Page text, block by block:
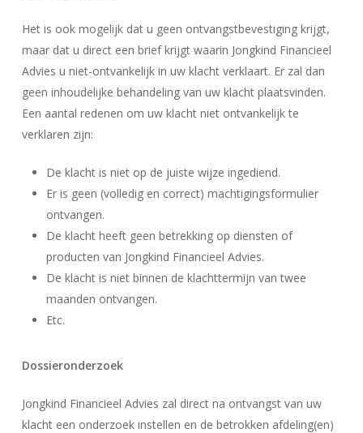
Het is ook mogelijk dat u geen ontvangstbevestiging krijgt,
maar dat u direct een brief krijgt waarin Jongkind Financieel
Advies u niet-ontvankelijk in uw klacht verklaart. Er zal dan
geen inhoudelijke behandeling van uw klacht plaatsvinden.
Een aantal redenen om uw klacht niet ontvankelijk te
verklaren zijn:
De klacht is niet op de juiste wijze ingediend.
Er is geen (volledig en correct) machtigingsformulier
ontvangen.
De klacht heeft geen betrekking op diensten of
producten van Jongkind Financieel Advies.
De klacht is niet binnen de klachttermijn van twee
maanden ontvangen.
Etc.
Dossieronderzoek
Jongkind Financieel Advies zal direct na ontvangst van uw
klacht een onderzoek instellen en de betrokken afdeling(en)